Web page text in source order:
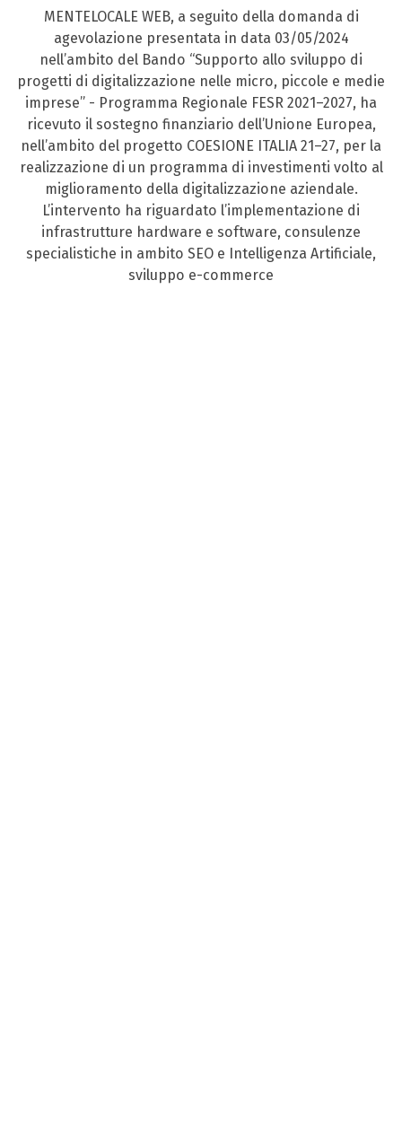
MENTELOCALE WEB, a seguito della domanda di
agevolazione presentata in data 03/05/2024
nell’ambito del Bando “Supporto allo sviluppo di
progetti di digitalizzazione nelle micro, piccole e medie
imprese” - Programma Regionale FESR 2021–2027, ha
ricevuto il sostegno finanziario dell’Unione Europea,
nell’ambito del progetto COESIONE ITALIA 21–27, per la
realizzazione di un programma di investimenti volto al
miglioramento della digitalizzazione aziendale.
L’intervento ha riguardato l’implementazione di
infrastrutture hardware e software, consulenze
specialistiche in ambito SEO e Intelligenza Artificiale,
sviluppo e-commerce